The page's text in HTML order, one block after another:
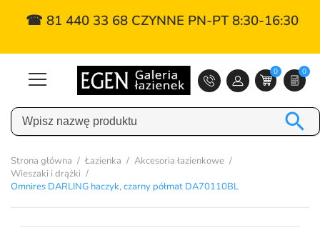
☎ 81 440 33 68 CZYNNE PN-PT 8:30-16:30
0 0

Strona główna Łazienka
Akcesoria łazienkowe
Wieszaki i drążki
Omnires DARLING haczyk, czarny półmat DA70110BL